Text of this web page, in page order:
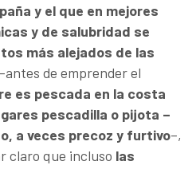
y el que en mejores
y de salubridad se
más alejados de las
de emprender el
es pescada en la costa
pescadilla o pijota –
a veces precoz y furtivo–,
claro que incluso las